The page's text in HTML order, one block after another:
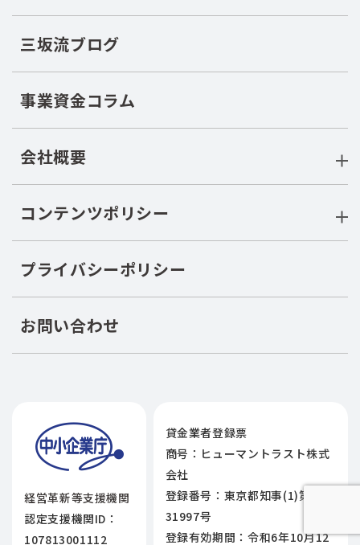
経営革新等支援機関
認定支援機関ID：
107813001112
貸金業者登録票
商号：ヒューマントラスト株式
会社
登録番号：東京都知事(1)第
31997号
登録有効期間：令和6年10月12
三坂流ブログ
事業資金コラム
会社概要
コンテンツポリシー
プライバシーポリシー
お問い合わせ